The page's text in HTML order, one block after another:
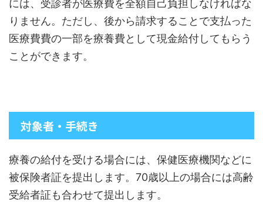
には、受診者が医療費を全額自己負担しなければな
りません。ただし、後から請求することで支払った
医療費費の一部を療養費として現金給付してもらう
ことができます。
対象者・手続き
療養の給付を受ける場合には、保健医療機関などに
被保険者証を提出します。70歳以上の場合には高齢
受給者証も合わせて提出します。